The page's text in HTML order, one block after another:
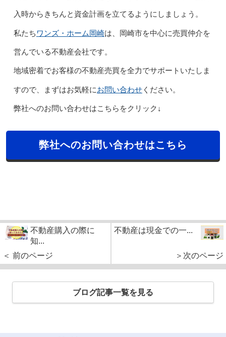
入時からきちんと資金計画を立てるようにしましょう。
私たち ワンズ・ホーム岡崎は、岡崎市を中心に売買仲介を
営んでいる不動産会社です。
地域密着でお客様の不動産売買を全力でサポートいたしま
すので、まずはお気軽にお問い合わせください。
弊社へのお問い合わせはこちらをクリック↓
弊社へのお問い合わせはこちら
不動産購入の際に
知...
＜ 前のページ
不動産は現金での一...
＞次のページ
ブログ記事一覧を見る